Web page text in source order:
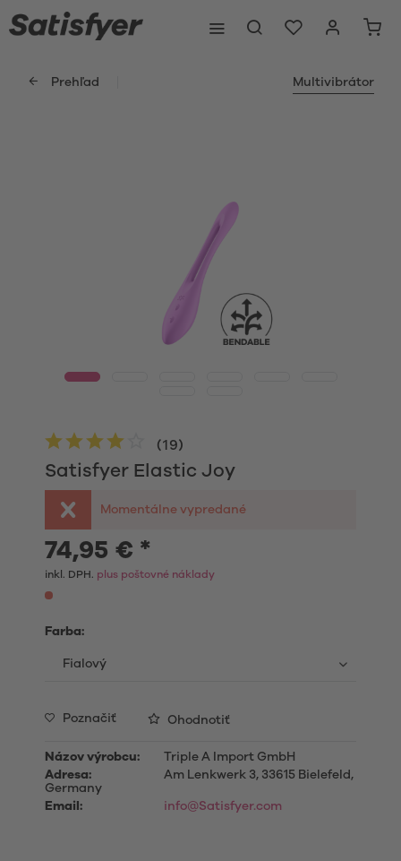
Prehľad Multivibrátor
Satisfyer Elastic Joy
(19)
Momentálne vypredané
74,95 € *
inkl. DPH. plus poštovné náklady
Farba:
Poznačiť Ohodnotiť
Názov výrobcu:
Triple A Import GmbH
Adresa:
Am Lenkwerk 3, 33615 Bielefeld,
Germany
Email:
info@Satisfyer.com